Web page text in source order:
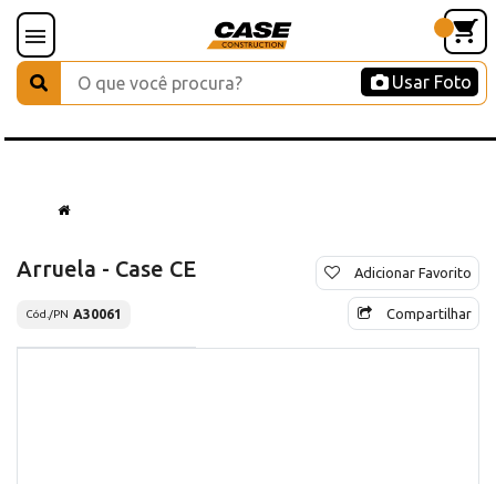
Usar Foto
Arruela - Case CE
Cód./PN A30061
Adicionar Favorito
Compartilhar